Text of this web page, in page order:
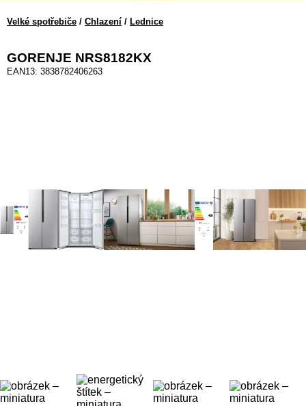
Velké spotřebiče / Chlazení / Lednice
GORENJE NRS8182KX
EAN13: 3838782406263